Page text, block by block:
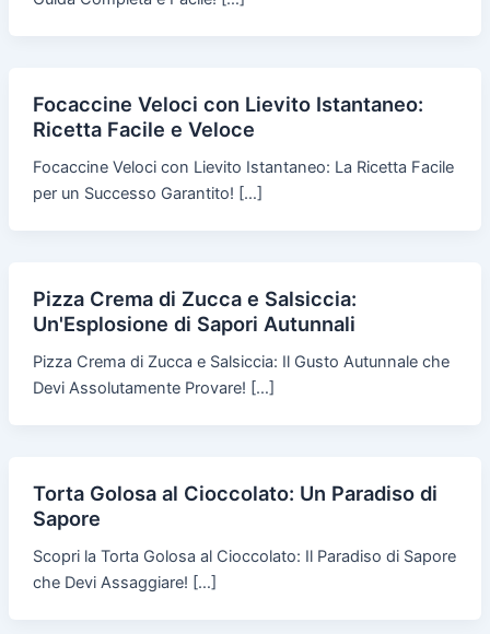
Focaccine Veloci con Lievito Istantaneo:
Ricetta Facile e Veloce
Focaccine Veloci con Lievito Istantaneo: La Ricetta Facile
per un Successo Garantito! […]
Pizza Crema di Zucca e Salsiccia:
Un'Esplosione di Sapori Autunnali
Pizza Crema di Zucca e Salsiccia: Il Gusto Autunnale che
Devi Assolutamente Provare! […]
Torta Golosa al Cioccolato: Un Paradiso di
Sapore
Scopri la Torta Golosa al Cioccolato: Il Paradiso di Sapore
che Devi Assaggiare! […]